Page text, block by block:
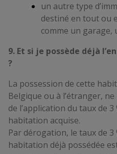
un autre type
destiné en tout ou
comme un garage,
9. Et si je possède déjà
?
La possession de cette
Belgique ou à l’étranger,
de l’application du taux de
habitation acquise.
Par dérogation, le taux de
habitation déjà possédée